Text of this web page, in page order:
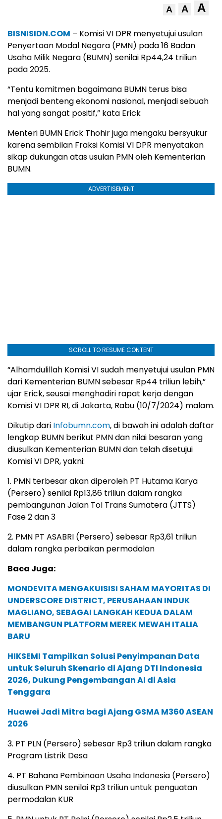
A A A
BISNISIDN.COM – Komisi VI DPR menyetujui usulan
Penyertaan Modal Negara (PMN) pada 16 Badan
Usaha Milik Negara (BUMN) senilai Rp44,24 triliun
pada 2025.
“Tentu komitmen bagaimana BUMN terus bisa
menjadi benteng ekonomi nasional, menjadi sebuah
hal yang sangat positif,” kata Erick
Menteri BUMN Erick Thohir juga mengaku bersyukur
karena sembilan Fraksi Komisi VI DPR menyatakan
sikap dukungan atas usulan PMN oleh Kementerian
BUMN.
ADVERTISEMENT
SCROLL TO RESUME CONTENT
“Alhamdulillah Komisi VI sudah menyetujui usulan PMN
dari Kementerian BUMN sebesar Rp44 triliun lebih,”
ujar Erick, seusai menghadiri rapat kerja dengan
Komisi VI DPR RI, di Jakarta, Rabu (10/7/2024) malam.
Dikutip dari Infobumn.com, di bawah ini adalah daftar
lengkap BUMN berikut PMN dan nilai besaran yang
diusulkan Kementerian BUMN dan telah disetujui
Komisi VI DPR, yakni:
1. PMN terbesar akan diperoleh PT Hutama Karya
(Persero) senilai Rp13,86 triliun dalam rangka
pembangunan Jalan Tol Trans Sumatera (JTTS)
Fase 2 dan 3
2. PMN PT ASABRI (Persero) sebesar Rp3,61 triliun
dalam rangka perbaikan permodalan
Baca Juga:
MONDEVITA MENGAKUISISI SAHAM MAYORITAS DI
UNDERSCORE DISTRICT, PERUSAHAAN INDUK
MAGLIANO, SEBAGAI LANGKAH KEDUA DALAM
MEMBANGUN PLATFORM MEREK MEWAH ITALIA
BARU
HIKSEMI Tampilkan Solusi Penyimpanan Data
untuk Seluruh Skenario di Ajang DTI Indonesia
2026, Dukung Pengembangan AI di Asia
Tenggara
Huawei Jadi Mitra bagi Ajang GSMA M360 ASEAN
2026
3. PT PLN (Persero) sebesar Rp3 triliun dalam rangka
Program Listrik Desa
4. PT Bahana Pembinaan Usaha Indonesia (Persero)
diusulkan PMN senilai Rp3 triliun untuk penguatan
permodalan KUR